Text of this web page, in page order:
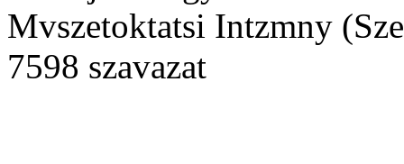
Mvszetoktatsi Intzmny
7598 szavazat